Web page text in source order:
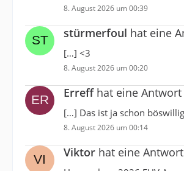
8. August 2026 um 00:39
stürmerfoul hat eine
[…] <3
8. August 2026 um 00:20
Erreffhat eine Antwort
[…] Das ist ja schon
8. August 2026 um 00:14
Viktor hat eine